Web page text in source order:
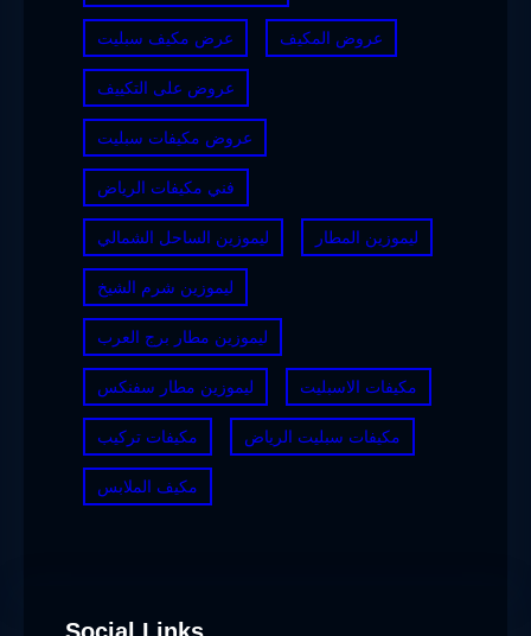
عرض مكيف سبليت عروض المكيف
عروض على التكييف
عروض مكيفات سبليت
فني مكيفات الرياض
ليموزين الساحل الشمالي ليموزين المطار
ليموزين شرم الشيخ
ليموزين مطار برج العرب
ليموزين مطار سفنكس مكيفات الاسبليت
مكيفات تركيب مكيفات سبليت الرياض
مكيف الملابس